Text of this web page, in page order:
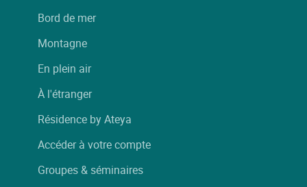
Bord de mer
Montagne
En plein air
À l'étranger
Résidence by Ateya
Accéder à votre compte
Groupes & séminaires